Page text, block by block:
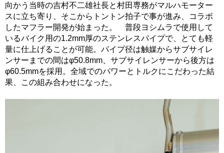
向かう当時の吉村不二雄社長と村田専務がマルハモーター
スに立ち寄り、そこからトントン拍子で事が進み、コラボ
したマフラー開発が始まった。 普段ヨシムラで使用して
いるバイク用の1.2mm厚のステンレスパイプで、とても軽
量に仕上げることが可能。パイプ径は触媒からサブサイレ
ンサーまでの間はφ50.8mm、サブサイレンサーから後方は
φ60.5mmを採用。全域でのパワーとトルクにこだわった結
果、この組み合わせになった。